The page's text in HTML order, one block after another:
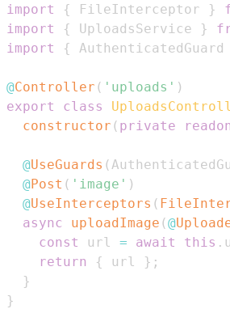
import
{ FileInterceptor }
import
{ UploadsService }
import
{ AuthenticatedGuard
@Controller ( 'uploads' )
export
class
constructor ( private
@UseGuards (
@Post ( 'image' )
@UseInterceptors (
async
uploadImage (@
const
url = await this .
return
{ url } ;
}
}